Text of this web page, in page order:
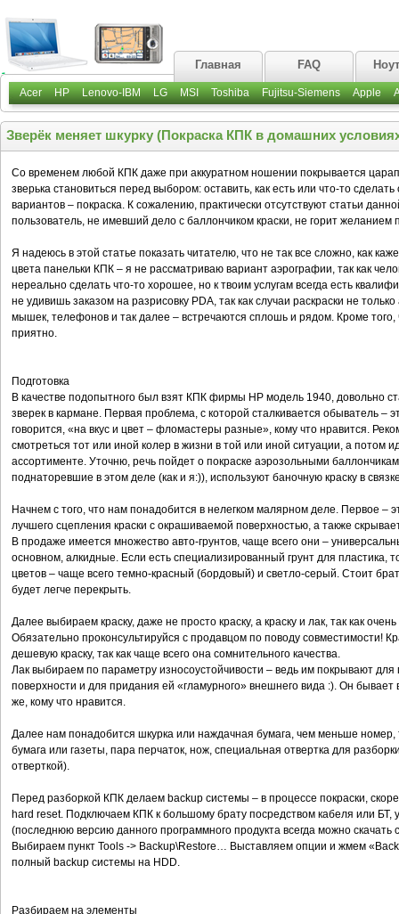
Главная FAQ
Acer HP Lenovo-IBM LG MSI Toshiba Fujitsu-Siemens Apple
Зверёк меняет шкурку (Покраска КПК в домашних
Со временем любой КПК даже при аккуратном ношении покрывается
зверька становиться перед выбором: оставить, как есть или что-то
вариантов – покраска. К сожалению, практически отсутствуют статьи
пользователь, не имевший дело с баллончиком краски, не горит желанием
Я надеюсь в этой статье показать читателю, что не так все сложно, как
цвета панельки КПК – я не рассматриваю вариант аэрографии, так как
нереально сделать что-то хорошее, но к твоим услугам всегда есть
не удивишь заказом на разрисовку PDA, так как случаи раскраски не
мышек, телефонов и так далее – встречаются сплошь и рядом. Кроме того,
приятно.
Подготовка
В качестве подопытного был взят КПК фирмы HP модель 1940, довольно
зверек в кармане. Первая проблема, с которой сталкивается обыватель –
говорится, «на вкус и цвет – фломастеры разные», кому что нравится.
смотреться тот или иной колер в жизни в той или иной ситуации, а потом
ассортименте. Уточню, речь пойдет о покраске аэрозольными
поднаторевшие в этом деле (как и я:)), используют баночную краску в
Начнем с того, что нам понадобится в нелегком малярном деле. Первое –
лучшего сцепления краски с окрашиваемой поверхностью, а также
В продаже имеется множество авто-грунтов, чаще всего они –
основном, алкидные. Если есть специализированный грунт для пластика,
цветов – чаще всего темно-красный (бордовый) и светло-серый. Стоит
будет легче перекрыть.
Далее выбираем краску, даже не просто краску, а краску и лак, так как
Обязательно проконсультируйся с продавцом по поводу совместимости!
дешевую краску, так как чаще всего она сомнительного качества.
Лак выбираем по параметру износоустойчивости – ведь им покрывают
поверхности и для придания ей «гламурного» внешнего вида :). Он
же, кому что нравится.
Далее нам понадобится шкурка или наждачная бумага, чем меньше
бумага или газеты, пара перчаток, нож, специальная отвертка для
отверткой).
Перед разборкой КПК делаем backup системы – в процессе покраски,
hard reset. Подключаем КПК к большому брату посредством кабеля или БТ,
(последнюю версию данного программного продукта всегда можно скачать
Выбираем пункт Tools -> Backup\Restore… Выставляем опции и жмем
полный backup системы на HDD.
Разбираем на элементы